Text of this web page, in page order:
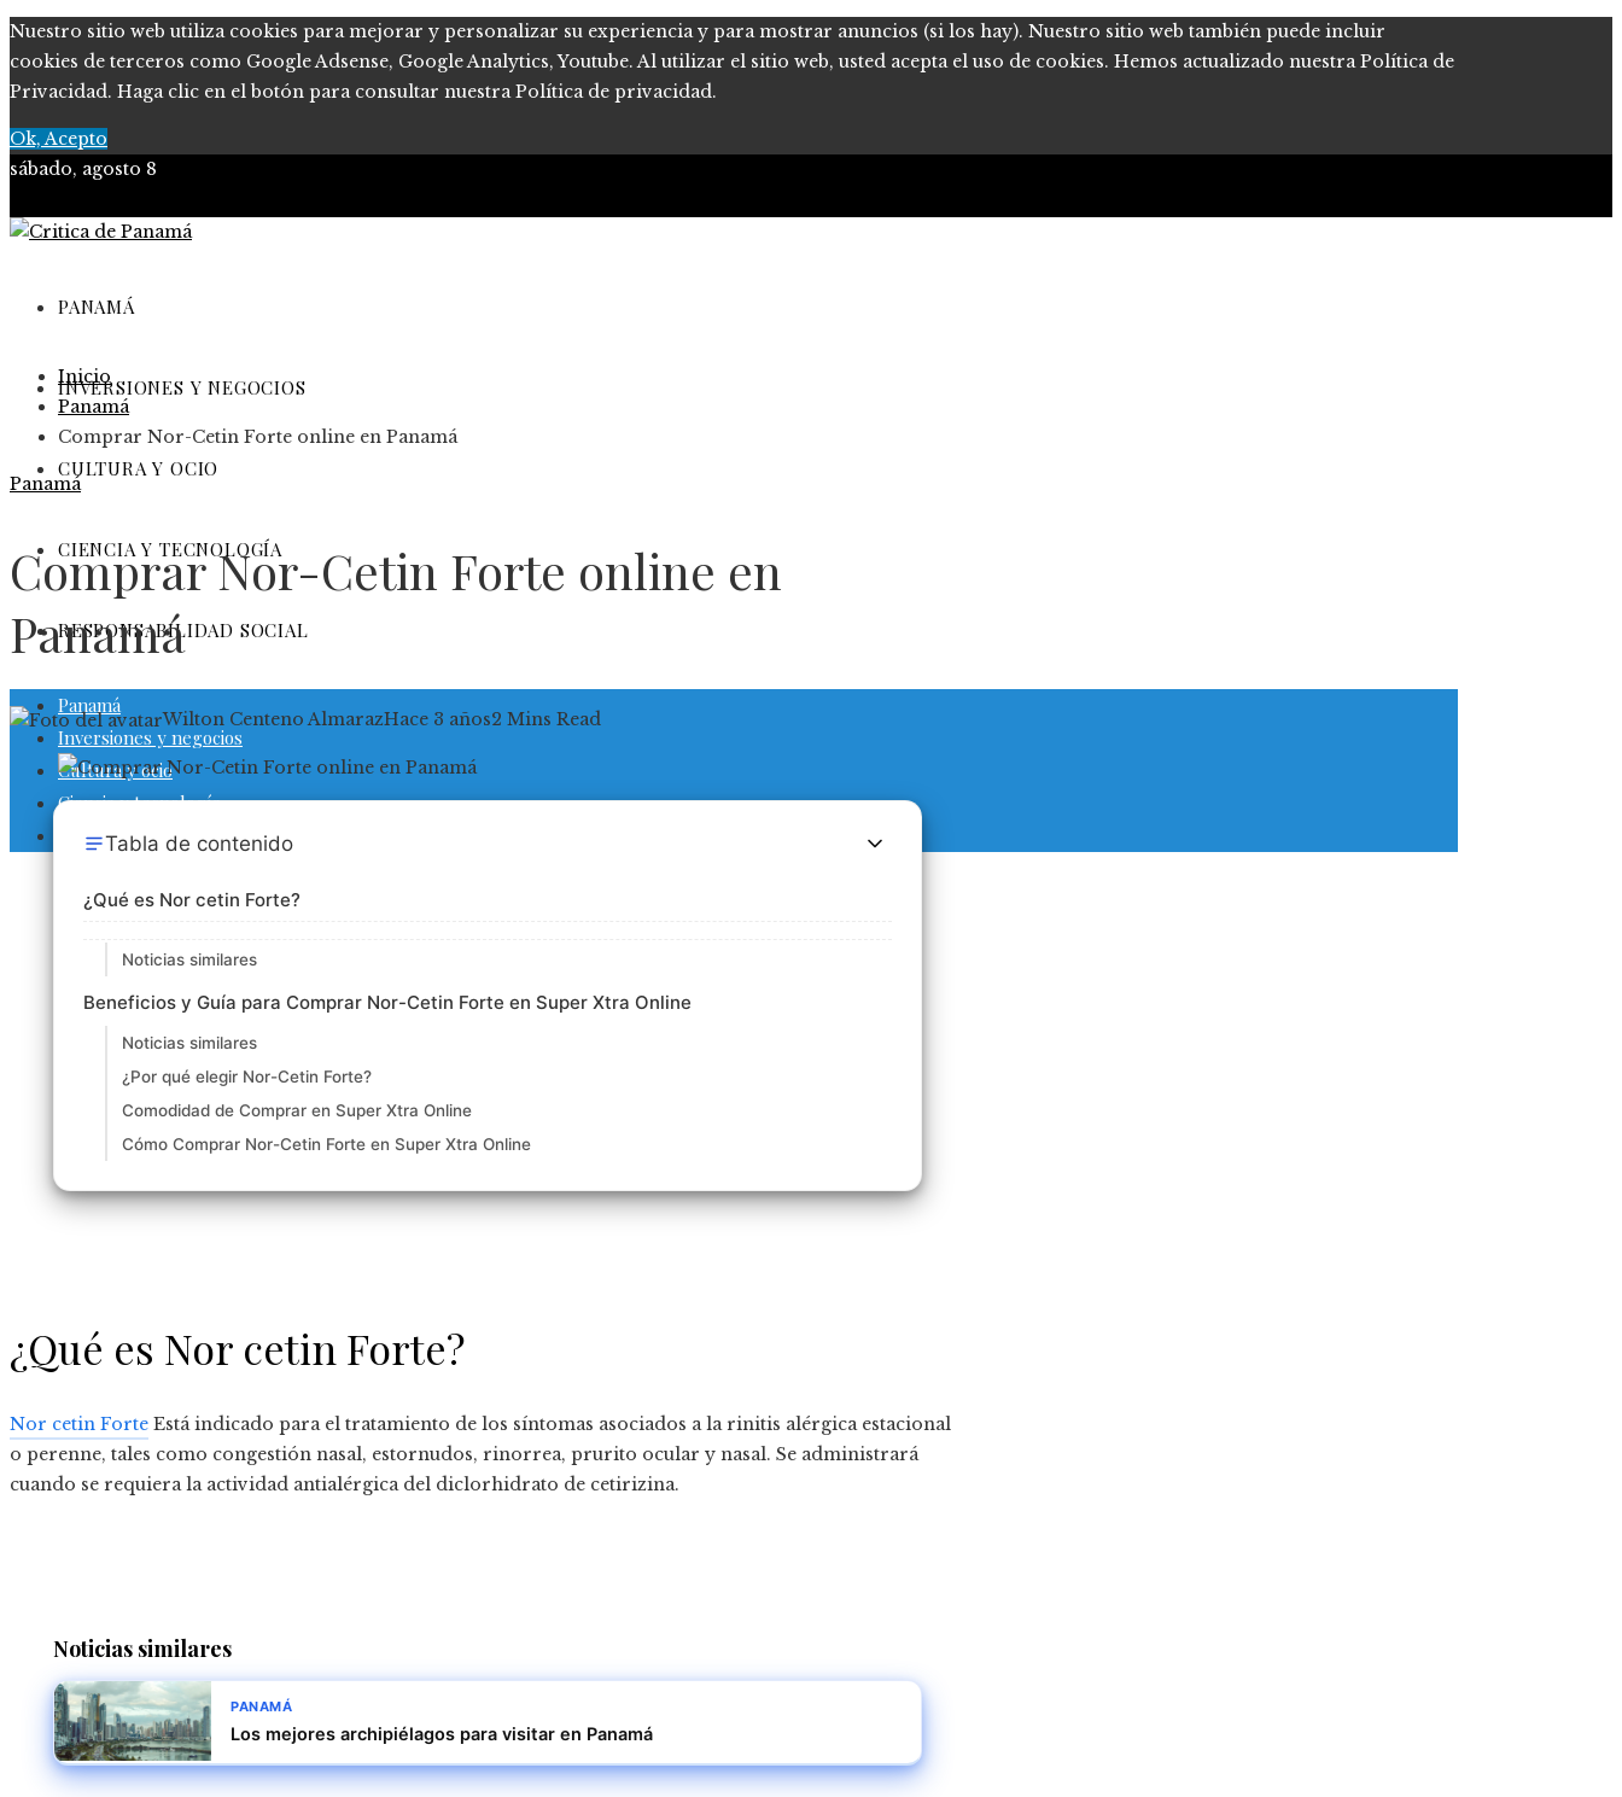
Nuestro sitio web utiliza cookies para mejorar y personalizar su experiencia y para mostrar anuncios (si los hay). Nuestro sitio web también puede incluir
cookies de terceros como Google Adsense, Google Analytics, Youtube. Al utilizar el sitio web, usted acepta el uso de cookies. Hemos actualizado nuestra Política de
Privacidad. Haga clic en el botón para consultar nuestra Política de privacidad.
Ok, Acepto
sábado, agosto 8
PANAMÁ
INVERSIONES Y NEGOCIOS
CULTURA Y OCIO
CIENCIA Y TECNOLOGÍA
RESPONSABILIDAD SOCIAL
Panamá
Inversiones y negocios
Cultura y ocio
Ciencia y tecnología
Responsabilidad social
Inicio
Panamá
Comprar Nor-Cetin Forte online en Panamá
Panamá
Comprar Nor-Cetin Forte online en
Panamá
Wilton Centeno AlmarazHace 3 años2 Mins Read
Tabla de contenido
¿Qué es Nor cetin Forte?
Noticias similares
Beneficios y Guía para Comprar Nor-Cetin Forte en Super Xtra Online
Noticias similares
¿Por qué elegir Nor-Cetin Forte?
Comodidad de Comprar en Super Xtra Online
Cómo Comprar Nor-Cetin Forte en Super Xtra Online
¿Qué es Nor cetin Forte?
Nor cetin Forte Está indicado para el tratamiento de los síntomas asociados a la rinitis alérgica estacional
o perenne, tales como congestión nasal, estornudos, rinorrea, prurito ocular y nasal. Se administrará
cuando se requiera la actividad antialérgica del diclorhidrato de cetirizina.
Noticias similares
PANAMÁ
Los mejores archipiélagos para visitar en Panamá